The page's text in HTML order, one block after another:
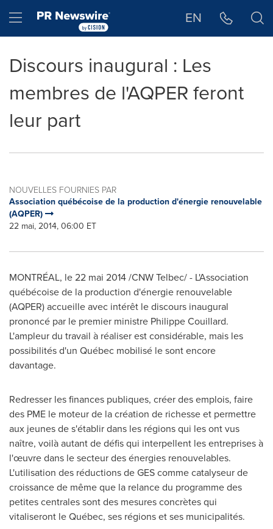
Hamburger menu EN
Discours inaugural : Les
membres de l'AQPER feront
leur part
NOUVELLES FOURNIES PAR
Association québécoise de la production d'énergie renouvelable
(AQPER)
22 mai, 2014, 06:00 ET
MONTRÉAL, le 22 mai 2014 /CNW Telbec/ - L'Association
québécoise de la production d'énergie renouvelable
(AQPER) accueille avec intérêt le discours inaugural
prononcé par le premier ministre Philippe Couillard.
L'ampleur du travail à réaliser est considérable, mais les
possibilités d'un Québec mobilisé le sont encore
davantage.
Redresser les finances publiques, créer des emplois, faire
des PME le moteur de la création de richesse et permettre
aux jeunes de s'établir dans les régions qui les ont vus
naître, voilà autant de défis qui interpellent les entreprises à
l'œuvre dans le secteur des énergies renouvelables.
L'utilisation des réductions de GES comme catalyseur de
croissance de même que la relance du programme des
petites centrales sont des mesures concrètes qui
vitaliseront le Québec, ses régions et ses municipalités.